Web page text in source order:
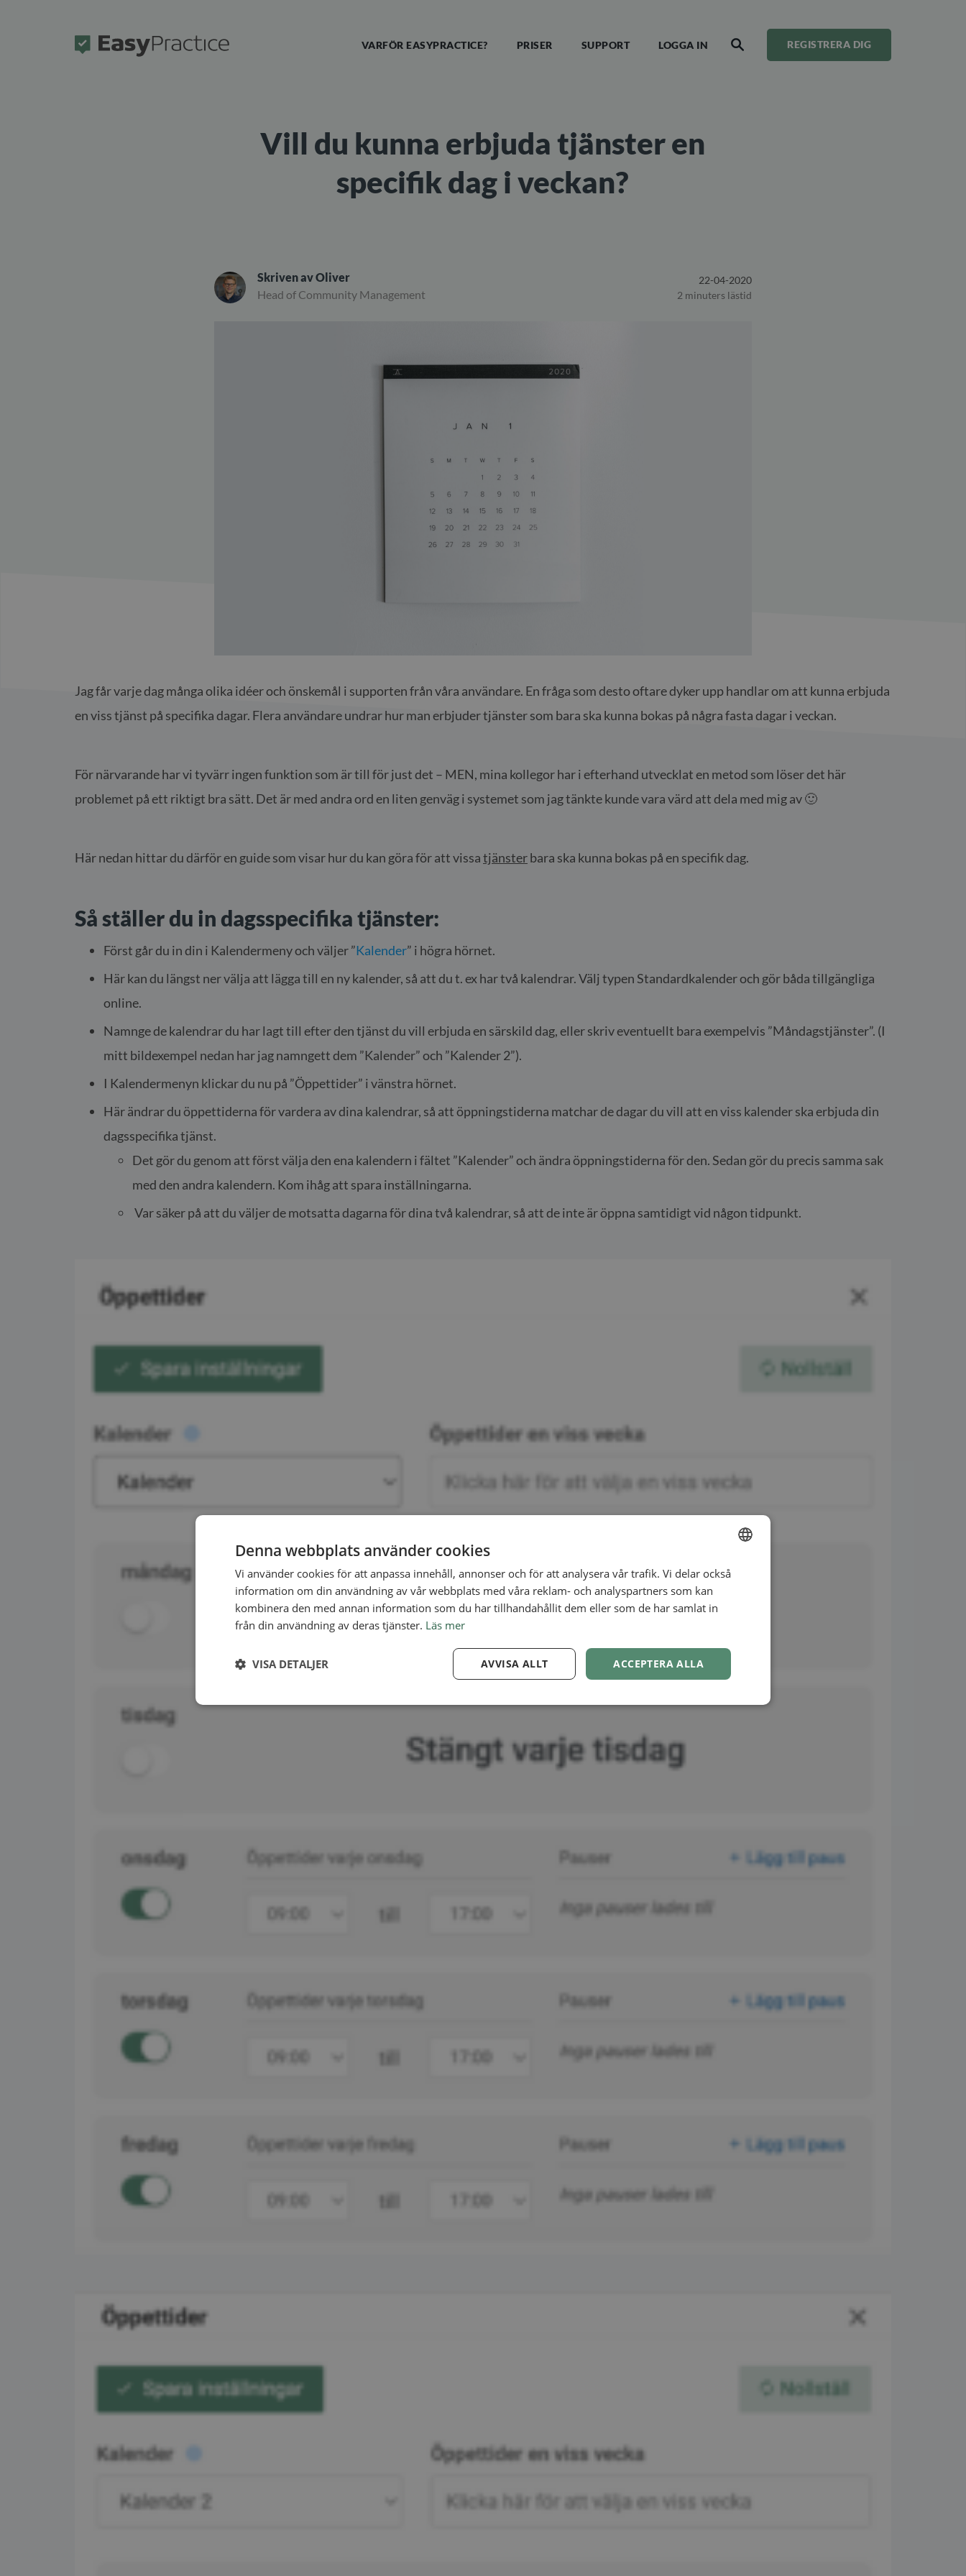
Framsida VARFÖR EASYPRACTICE? PRISER SUPPORT
LOGGA IN
REGISTRERA DIG
Vill du kunna erbjuda tjänster en
specifik dag i veckan?
Skriven avOliver
Head of Community Management
22-04-2020
2 minuters lästid
Jag får varje dag många olika idéer och önskemål i supporten från våra användare. En fråga som desto oftare dyker upp handlar om att kunna erbjuda
en viss tjänst på specifika dagar. Flera användare undrar hur man erbjuder tjänster som bara ska kunna bokas på några fasta dagar i veckan.
För närvarande har vi tyvärr ingen funktion som är till för just det – MEN, mina kollegor har i efterhand utvecklat en metod som löser det här
problemet på ett riktigt bra sätt. Det är med andra ord en liten genväg i systemet som jag tänkte kunde vara värd att dela med mig av 🙂
Här nedan hittar du därför en guide som visar hur du kan göra för att vissatjänsterbara ska kunna bokas på en specifik dag.
Så ställer du in dagsspecifika tjänster:
Först går du in din i Kalendermeny och väljer ”Kalender” i högra hörnet.
Här kan du längst ner välja att lägga till en ny kalender, så att du t. ex har två kalendrar. Välj typen Standardkalender och gör båda tillgängliga
online.
Namnge de kalendrar du har lagt till efter den tjänst du vill erbjuda en särskild dag, eller skriv eventuellt bara exempelvis ”Måndagstjänster”. (I
mitt bildexempel nedan har jag namngett dem ”Kalender” och ”Kalender 2”).
I Kalendermenyn klickar du nu på ”Öppettider” i vänstra hörnet.
Här ändrar du öppettiderna för vardera av dina kalendrar, så att öppningstiderna matchar de dagar du vill att en viss kalender ska erbjuda din
dagsspecifika tjänst.
Det gör du genom att först välja den ena kalendern i fältet ”Kalender” och ändra öppningstiderna för den. Sedan gör du precis samma sak
med den andra kalendern. Kom ihåg att spara inställningarna.
Var säker på att du väljer de motsatta dagarna för dina två kalendrar, så att de inte är öppna samtidigt vid någon tidpunkt.
ENGLISH
SWEDISH
Denna webbplats använder cookies
Vi använder cookies för att anpassa innehåll, annonser och för att analysera vår trafik. Vi delar också
information om din användning av vår webbplats med våra reklam- och analyspartners som kan
kombinera den med annan information som du har tillhandahållit dem eller som de har samlat in
från din användning av deras tjänster. Läs mer
ACCEPTERA ALLA
AVVISA ALLT
VISA DETALJER